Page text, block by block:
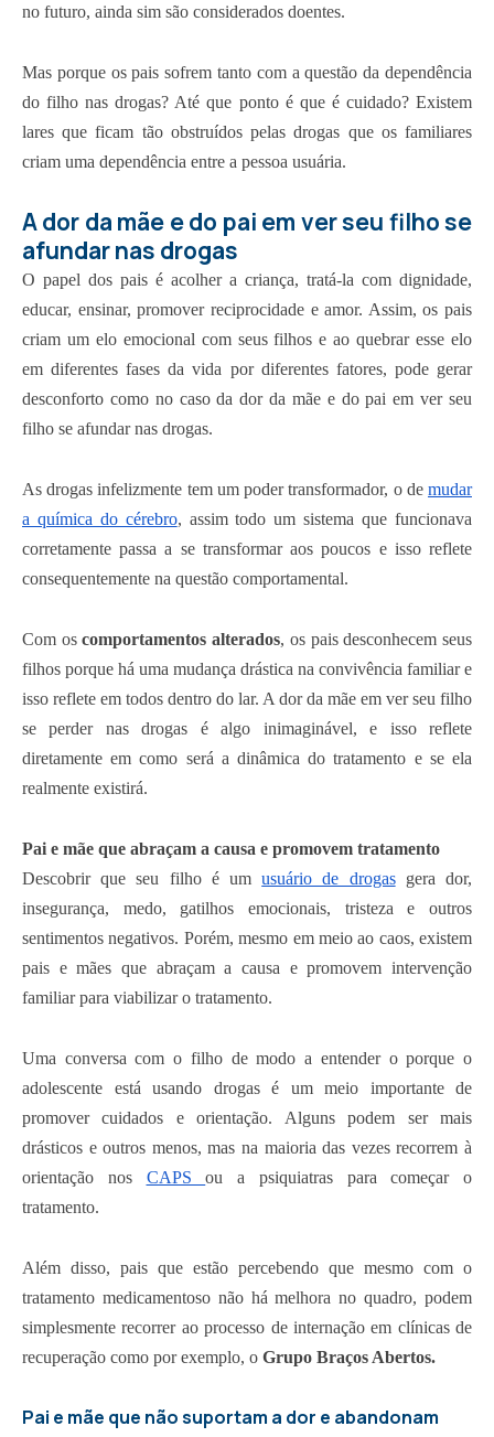
no futuro, ainda sim são considerados doentes.
Mas porque os pais sofrem tanto com a questão da dependência
do filho nas drogas? Até que ponto é que é cuidado? Existem
lares que ficam tão obstruídos pelas drogas que os familiares
criam uma dependência entre a pessoa usuária.
A dor da mãe e do pai em ver seu filho se
afundar nas drogas
O papel dos pais é acolher a criança, tratá-la com dignidade,
educar, ensinar, promover reciprocidade e amor. Assim, os pais
criam um elo emocional com seus filhos e ao quebrar esse elo
em diferentes fases da vida por diferentes fatores, pode gerar
desconforto como no caso da dor da mãe e do pai em ver seu
filho se afundar nas drogas.
As drogas infelizmente tem um poder transformador, o de mudar
a química do cérebro, assim todo um sistema que funcionava
corretamente passa a se transformar aos poucos e isso reflete
consequentemente na questão comportamental.
Com oscomportamentos alterados, os pais desconhecem seus
filhos porque há uma mudança drástica na convivência familiar e
isso reflete em todos dentro do lar. A dor da mãe em ver seu filho
se perder nas drogas é algo inimaginável, e isso reflete
diretamente em como será a dinâmica do tratamento e se ela
realmente existirá.
Pai e mãe que abraçam a causa e promovem tratamento
Descobrir que seu filho é umusuário de drogasgera dor,
insegurança, medo, gatilhos emocionais, tristeza e outros
sentimentos negativos. Porém, mesmo em meio ao caos, existem
pais e mães que abraçam a causa e promovem intervenção
familiar para viabilizar o tratamento.
Uma conversa com o filho de modo a entender o porque o
adolescente está usando drogas é um meio importante de
promover cuidados e orientação. Alguns podem ser mais
drásticos e outros menos, mas na maioria das vezes recorrem à
orientação nos CAPSou a psiquiatras para começar o
tratamento.
Além disso, pais que estão percebendo que mesmo com o
tratamento medicamentoso não há melhora no quadro, podem
simplesmente recorrer ao processo de internação em clínicas de
recuperação como por exemplo, o Grupo Braços Abertos.
Pai e mãe que não suportam a dor e abandonam